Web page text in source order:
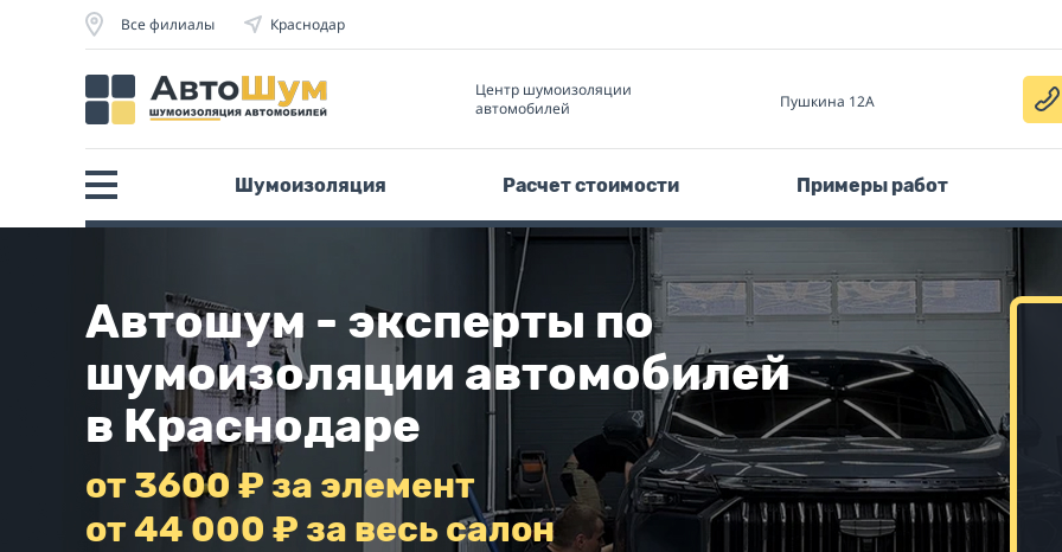
Все филиалы Краснодар
Центр шумоизоляции
автомобилей
Пушкина 12А
Шумоизоляция Расчет стоимости Примеры работ
Автошум - эксперты по
шумоизоляции автомобилей
в Краснодаре
от 3600 ₽ за элемент
от 44 000 ₽ за весь салон